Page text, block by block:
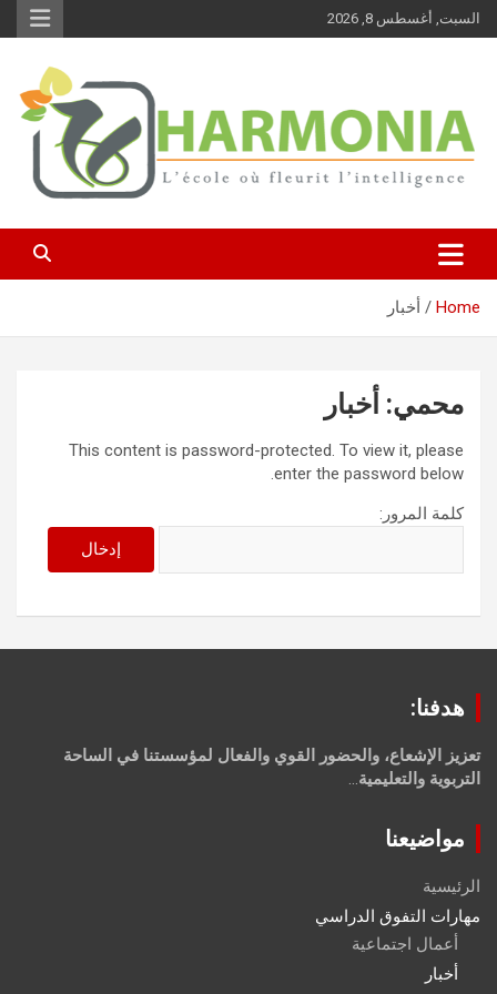
Skip
to
السبت, أغسطس 8, 2026
Harmonia
Home أخبار
محمي: أخبار
This content is password-protected. To view it, please
enter the password below.
كلمة المرور:
هدفنا:
تعزيز الإشعاع، والحضور القوي والفعال لمؤسستنا في الساحة
التربوية والتعليمية...
مواضيعنا
الرئيسية
مهارات التفوق الدراسي
أعمال اجتماعية
أخبار